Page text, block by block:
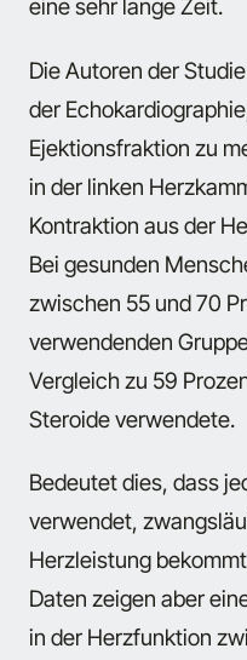
eine sehr lange Zeit.
Die Autoren der
der
Ejektionsfraktion zu
in der linken
Kontraktion aus der
Bei gesunden
zwischen 55 und 70
verwendenden
Vergleich zu 59
Steroide verwendete.
Bedeutet dies, dass
verwendet,
Herzleistung
Daten zeigen aber
in der Herzfunktion